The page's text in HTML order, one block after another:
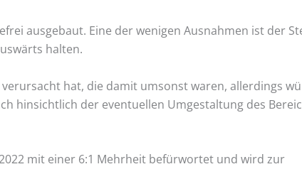
ausgebaut. Eine der wenigen Ausnahmen ist der
halten.
hat, die damit umsonst waren, allerdings
hinsichtlich der eventuellen Umgestaltung des
mit einer 6:1 Mehrheit befürwortet und wird zur